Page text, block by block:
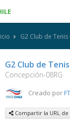
G2 Club de
G2 Club de
Concepción-08RG
Creado por
Compartir la URL de